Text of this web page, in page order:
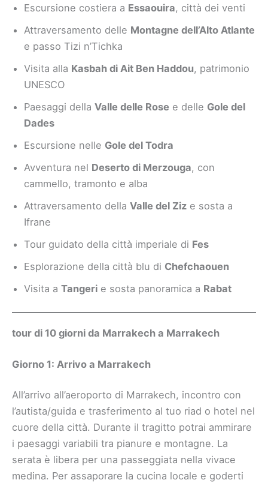
Escursione costiera a Essaouira, città dei venti
Attraversamento delle Montagne dell’Alto Atlante
e passo Tizi n’Tichka
Visita alla Kasbah di Ait Ben Haddou, patrimonio
UNESCO
Paesaggi della Valle delle Rose e delle Gole del
Dades
Escursione nelle Gole del Todra
Avventura nel Deserto di Merzouga, con
cammello, tramonto e alba
Attraversamento della Valle del Ziz e sosta a
Ifrane
Tour guidato della città imperiale di Fes
Esplorazione della città blu di Chefchaouen
Visita a Tangeri e sosta panoramica a Rabat
tour di 10 giorni da Marrakech a Marrakech
Giorno 1: Arrivo a Marrakech
All’arrivo all’aeroporto di Marrakech, incontro con
l’autista/guida e trasferimento al tuo riad o hotel nel
cuore della città. Durante il tragitto potrai ammirare
i paesaggi variabili tra pianure e montagne. La
serata è libera per una passeggiata nella vivace
medina. Per assaporare la cucina locale e goderti